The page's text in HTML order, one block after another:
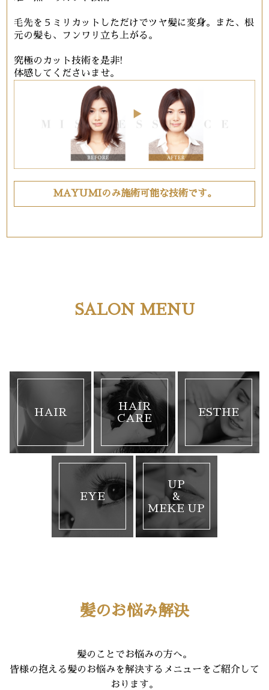
毛先を５ミリカットしただけでツヤ髪に変身。また、根
元の髪も、フンワリ立ち上がる。
究極のカット技術を是非!
体感してくださいませ。
MAYUMIのみ施術可能な技術です。
SALON MENU
HAIR
HAIR
CARE
ESTHE
EYE
UP
&
MEKE UP
髪のお悩み解決
髪のことでお悩みの方へ。
皆様の抱える髪のお悩みを解決するメニューをご紹介して
おります。